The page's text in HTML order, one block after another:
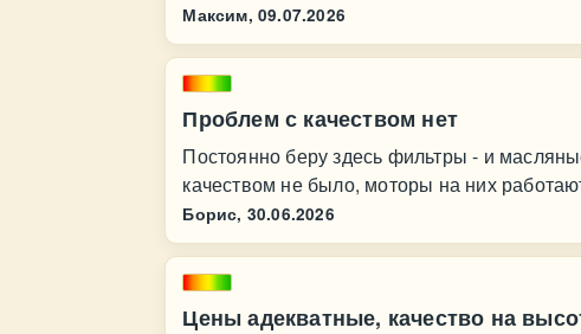
Максим, 09.07.2026
Проблем с качеством нет
Постоянно беру здесь фильтры - и
качеством не было, моторы на них
Борис, 30.06.2026
Цены адекватные, качество на